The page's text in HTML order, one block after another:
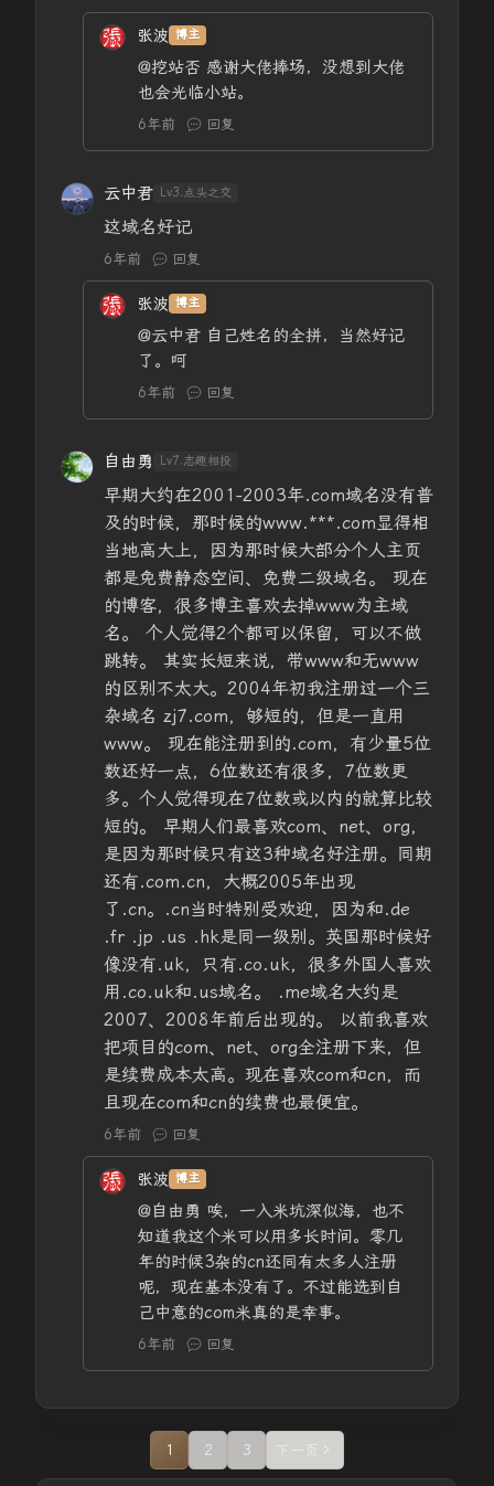
张波 博主
@挖站否 感谢大佬捧场，没想到大佬
也会光临小站。
6年前 回复
云中君 Lv3.点头之交
这域名好记
6年前 回复
张波 博主
@云中君 自己姓名的全拼，当然好记
了。呵
6年前 回复
自由勇 Lv7.志趣相投
早期大约在2001-2003年.com域名没有普
及的时候，那时候的www.***.com显得相
当地高大上，因为那时候大部分个人主页
都是免费静态空间、免费二级域名。 现在
的博客，很多博主喜欢去掉www为主域
名。 个人觉得2个都可以保留，可以不做
跳转。 其实长短来说，带www和无www
的区别不太大。2004年初我注册过一个三
杂域名 zj7.com，够短的，但是一直用
www。 现在能注册到的.com，有少量5位
数还好一点，6位数还有很多，7位数更
多。个人觉得现在7位数或以内的就算比较
短的。 早期人们最喜欢com、net、org，
是因为那时候只有这3种域名好注册。同期
还有.com.cn，大概2005年出现
了.cn。.cn当时特别受欢迎，因为和.de
.fr .jp .us .hk是同一级别。英国那时候好
像没有.uk，只有.co.uk，很多外国人喜欢
用.co.uk和.us域名。 .me域名大约是
2007、2008年前后出现的。 以前我喜欢
把项目的com、net、org全注册下来，但
是续费成本太高。现在喜欢com和cn，而
且现在com和cn的续费也最便宜。
6年前 回复
张波 博主
@自由勇 唉，一入米坑深似海，也不
知道我这个米可以用多长时间。零几
年的时候3杂的cn还同有太多人注册
呢，现在基本没有了。不过能选到自
己中意的com米真的是幸事。
6年前 回复
1 2 3 下一页